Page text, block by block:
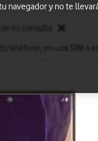
tu consulta
y no te